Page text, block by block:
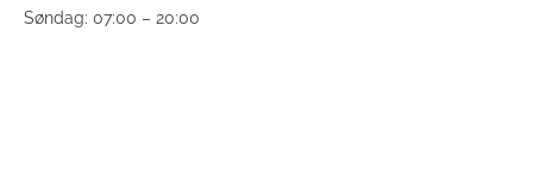
Søndag: 07:00 – 20:00